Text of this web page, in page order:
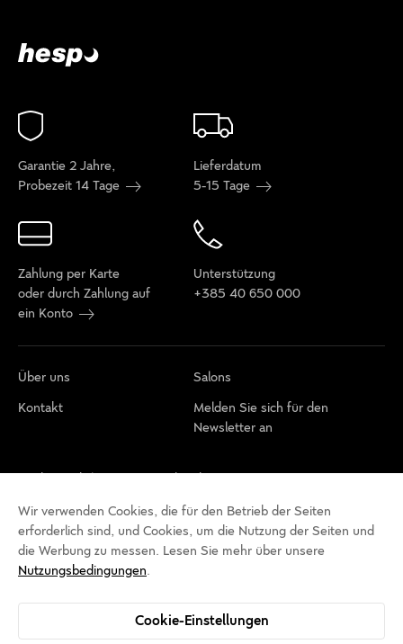
Wir verwenden Cookies, die für den Betrieb der Seiten
erforderlich sind, und Cookies, um die Nutzung der Seiten und
die Werbung zu messen. Lesen Sie mehr über unsere
Nutzungsbedingungen.
Cookie-Einstellungen
Garantie 2 Jahre,
Probezeit 14 Tage
Lieferdatum
5-15 Tage
Zahlung per Karte
oder durch Zahlung auf
ein Konto
Unterstützung
+385 40 650 000
Über uns
Salons
Kontakt
Melden Sie sich für den
Newsletter an
Nutzungsbedingungen
Cookie-Einstellungen
Erklärung zur Barrierefreiheit